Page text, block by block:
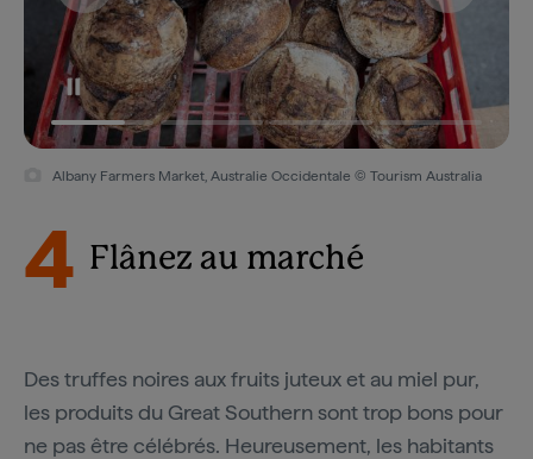
Albany Farmers Market, Australie Occidentale © Tourism Australia
4 Flânez au marché
Des truffes noires aux fruits juteux et au miel pur,
les produits du Great Southern sont trop bons pour
ne pas être célébrés. Heureusement, les habitants